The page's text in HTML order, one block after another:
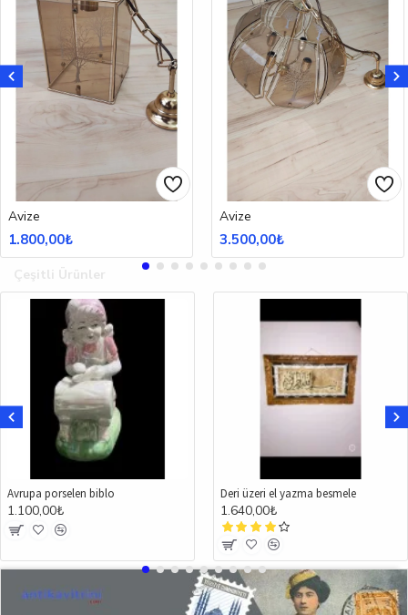
Avize
1.800,00₺
Avize
3.500,00₺
Çeşitli Ürünler
Avrupa porselen biblo
1.100,00₺
Deri üzeri el yazma besmele
1.640,00₺